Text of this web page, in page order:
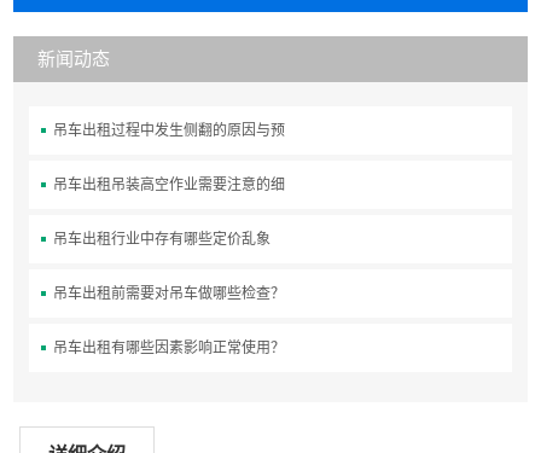
新闻动态
吊车出租过程中发生侧翻的原因与预
吊车出租吊装高空作业需要注意的细
吊车出租行业中存有哪些定价乱象
吊车出租前需要对吊车做哪些检查？
吊车出租有哪些因素影响正常使用？